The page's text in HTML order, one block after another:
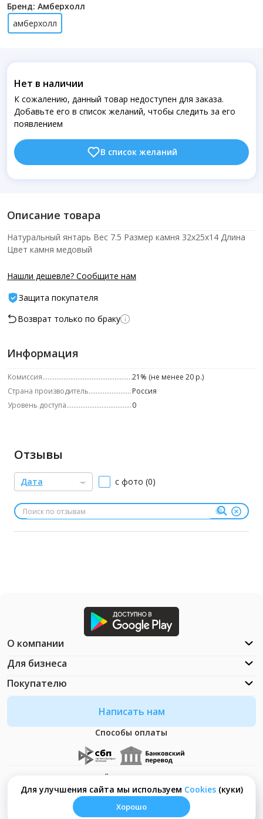
Для улучшения сайта мы используем Сookies(куки)
Хорошо
Бренд: Амберхолл
амберхолл
Нет в наличии
К сожалению, данный товар недоступен для заказа.
Добавьте его в список желаний, чтобы следить за его
появлением
В список желаний
Описание товара
Натуральный янтарь Вес 7.5 Размер камня 32х25х14 Длина
Цвет камня медовый
Нашли дешевле? Сообщите нам
Защита покупателя
Возврат только по браку
Информация
Комиссия
21% (не менее 20 р.)
Страна производитель
Россия
Уровень доступа
0
Отзывы
Дата с фото (0)
Написать нам
Способы оплаты
О компании
Для бизнеса
Покупателю
© ООО "Неософт" - 2026
Документация
Что такое Cookies?